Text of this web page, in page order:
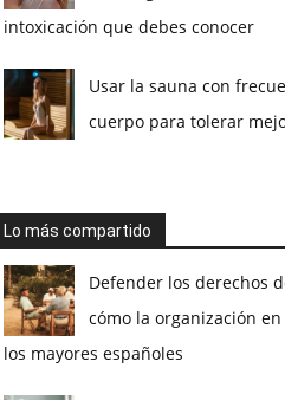
intoxicación que debes conocer
Usar la sauna con
cuerpo para tolerar
Lo más compartido
Defender los derechos
cómo la organización
los mayores españoles